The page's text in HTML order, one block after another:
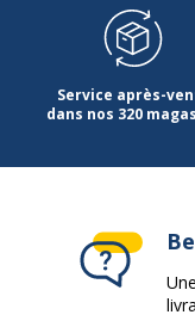
Service après-
dans nos 320